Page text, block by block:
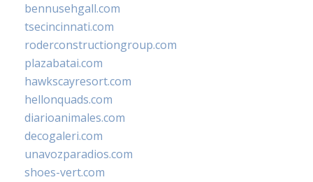
bennusehgall.com
tsecincinnati.com
roderconstructiongroup.com
plazabatai.com
hawkscayresort.com
hellonquads.com
diarioanimales.com
decogaleri.com
unavozparadios.com
shoes-vert.com